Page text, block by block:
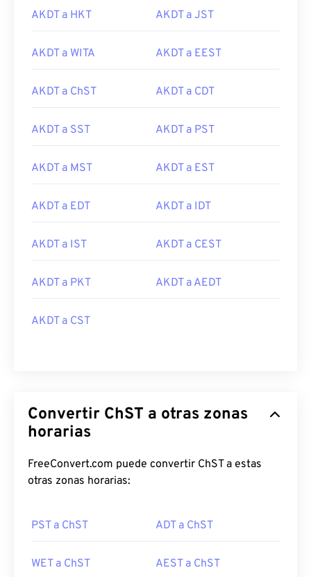
AKDT a HKT AKDT a JST
AKDT a WITA AKDT a EEST
AKDT a ChST AKDT a CDT
AKDT a SST AKDT a PST
AKDT a MST AKDT a EST
AKDT a EDT AKDT a IDT
AKDT a IST AKDT a CEST
AKDT a PKT AKDT a AEDT
AKDT a CST
Convertir ChST a otras zonas
horarias
FreeConvert.com puede convertir ChST a estas
otras zonas horarias:
PST a ChST ADT a ChST
WET a ChST AEST a ChST